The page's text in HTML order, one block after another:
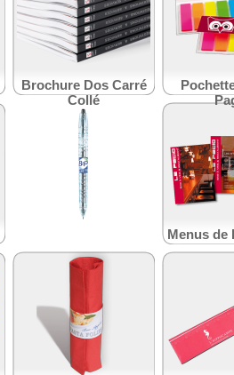
Brochure Dos Carré
Collé
Menus de